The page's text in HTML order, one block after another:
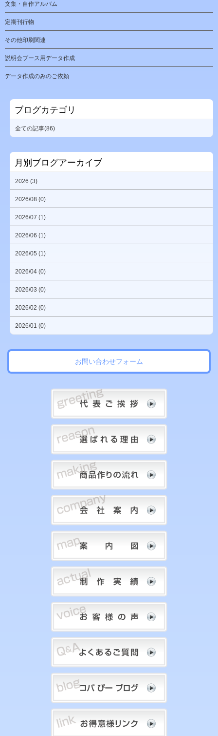
文集・自作アルバム
定期刊行物
その他印刷関連
説明会ブース用データ作成
データ作成のみのご依頼
ブログカテゴリ
全ての記事(86)
月別ブログアーカイブ
2026 (3)
2026/08 (0)
2026/07 (1)
2026/06 (1)
2026/05 (1)
2026/04 (0)
2026/03 (0)
2026/02 (0)
2026/01 (0)
お問い合わせフォーム